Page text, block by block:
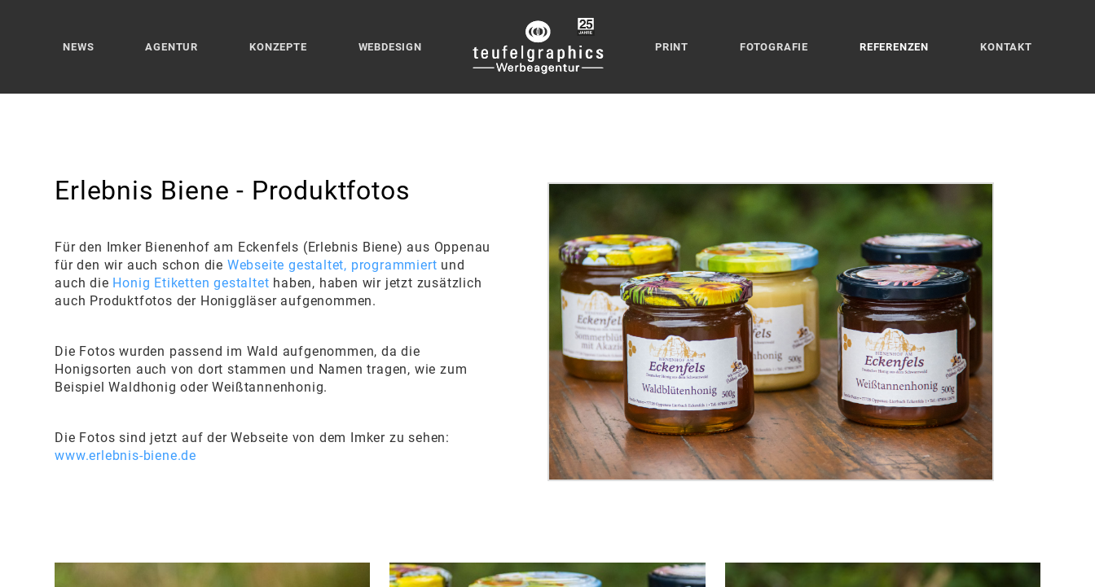
NEWS AGENTUR KONZEPTE WEBDESIGN PRINT FOTOGRAFIE REFERENZEN KONTAKT
Erlebnis Biene - Produktfotos
Für den Imker Bienenhof am Eckenfels (Erlebnis Biene) aus Oppenau
für den wir auch schon die Webseite gestaltet, programmiert und
auch die Honig Etiketten gestaltet haben, haben wir jetzt zusätzlich
auch Produktfotos der Honiggläser aufgenommen.
Die Fotos wurden passend im Wald aufgenommen, da die
Honigsorten auch von dort stammen und Namen tragen, wie zum
Beispiel Waldhonig oder Weißtannenhonig.
Die Fotos sind jetzt auf der Webseite von dem Imker zu sehen:
www.erlebnis-biene.de